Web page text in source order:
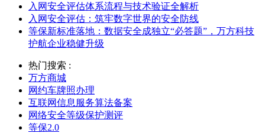
入网安全评估体系流程与技术验证全解析
入网安全评估：筑牢数字世界的安全防线
等保新标准落地：数据安全成独立“必答题”，万方科技
护航企业稳健升级
热门搜索 :
万方商城
网约车牌照办理
互联网信息服务算法备案
网络安全等级保护测评
等保2.0